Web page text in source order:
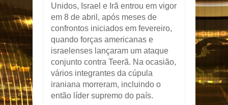
Unidos, Israel e Irã entrou em vigor
em 8 de abril, após meses de
confrontos iniciados em fevereiro,
quando forças americanas e
israelenses lançaram um ataque
conjunto contra Teerã. Na ocasião,
vários integrantes da cúpula
iraniana morreram, incluindo o
então líder supremo do país.